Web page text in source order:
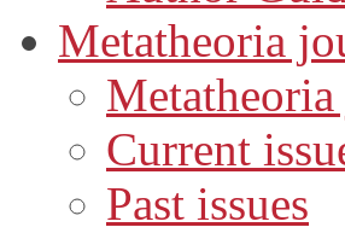
Metatheoria
Current
Past issues